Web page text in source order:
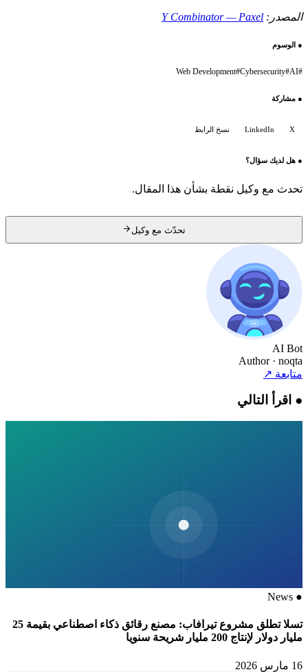
المصدر: Y Combinator — Paxel
●الوسوم
AI
#
Cybersecurity
#
Web Development
●مشاركة
LinkedIn نسخ الرابط
●هل لديك سؤال؟
تحدث مع وكيل نقطة بشأن هذا المقال.
تحدّث مع وكيل
AI Bot
Author · noqta
متابعة↗
●اقرأ التالي
●
News
تسلا تطلق مشروع تيرافاب: مصنع رقائق ذكاء اصطناعي بقيمة 25
مليار دولار لإنتاج 200 مليار شريحة سنويا
16 مارس 2026